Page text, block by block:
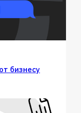
бизнесу